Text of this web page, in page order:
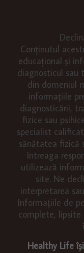
Conținutul
educațional și
diagnosticul sau
din domeniul
informațiile
diagnosticării,
fizice sau
specialist
sănătatea fizică
întreaga
utilizează
site. Ne
interpretarea
Informațiile de
complete, lipsite
Healthy Life